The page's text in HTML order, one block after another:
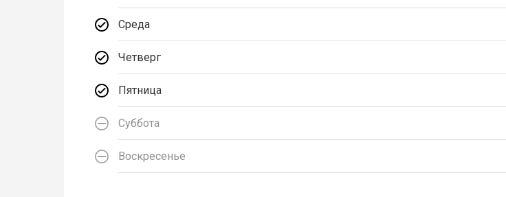
Среда
Четверг
Пятница
Суббота
Воскресенье